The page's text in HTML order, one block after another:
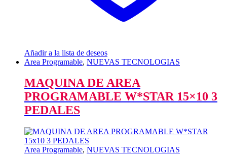
Añadir a la lista de deseos
Area Programable, NUEVAS TECNOLOGIAS
MAQUINA DE AREA
PROGRAMABLE W*STAR 15×10 3
PEDALES
Area Programable, NUEVAS TECNOLOGIAS